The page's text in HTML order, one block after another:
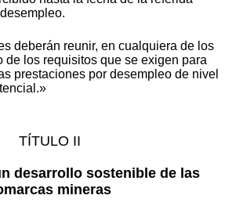
deberán reunir, en cualquiera de los
de los requisitos que se exigen para
prestaciones por desempleo de nivel
TÍTULO II
desarrollo sostenible de las
mineras